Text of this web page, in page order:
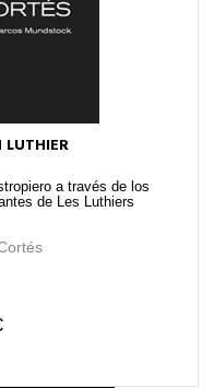
LUTHIER
a través de los
de Les Luthiers